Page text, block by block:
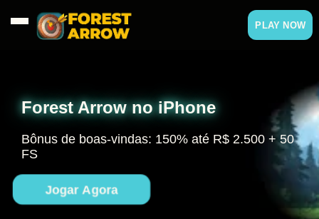
PLAY NOW
Forest Arrow no iPhone
Bônus de boas-vindas: 150% até R$ 2.500 + 50
FS
Jogar Agora